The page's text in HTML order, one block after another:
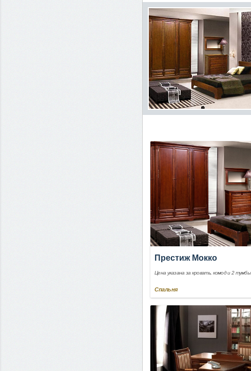
Престиж Мокко
Цена указана за кровать, комод и 2 тумбы
Спальня